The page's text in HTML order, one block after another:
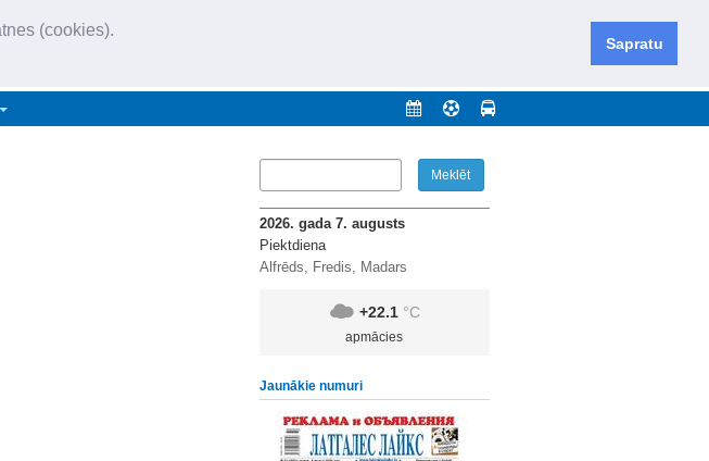
(cookies).
Sapratu
aptver Daugavpils valstspilsētu, Augšdaugavas novadu un apkārtējos novadus un pilsētas.
2026. gada 7. augusts
Piektdiena
Alfrēds, Fredis, Madars
+22.1 °C
apmācies
Jaunākie numuri